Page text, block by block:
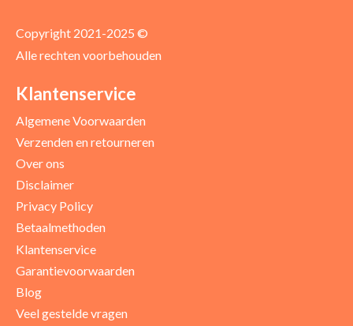
Uw beoordeling
Copyright 2021-2025 ©
Alle rechten voorbehouden
Klantenservice
Algemene Voorwaarden
Verzenden en retourneren
Over ons
Disclaimer
Privacy Policy
Betaalmethoden
Klantenservice
Garantievoorwaarden
Blog
Veel gestelde vragen